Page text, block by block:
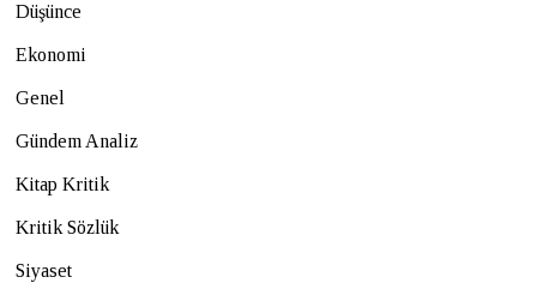
Düşünce
Ekonomi
Genel
Gündem Analiz
Kitap Kritik
Kritik Sözlük
Siyaset